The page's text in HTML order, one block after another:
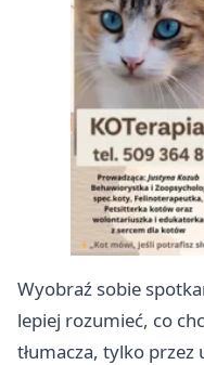
Wyobraź sobie
lepiej rozumieć, co
tłumacza, tylko przez